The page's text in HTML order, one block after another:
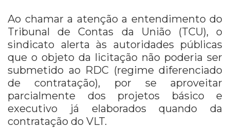
Ao chamar a atenção a entendimento do
Tribunal de Contas da União (TCU), o
sindicato alerta às autoridades públicas
que o objeto da licitação não poderia ser
submetido ao RDC (regime diferenciado
de contratação), por se aproveitar
parcialmente dos projetos básico e
executivo já elaborados quando da
contratação do VLT.